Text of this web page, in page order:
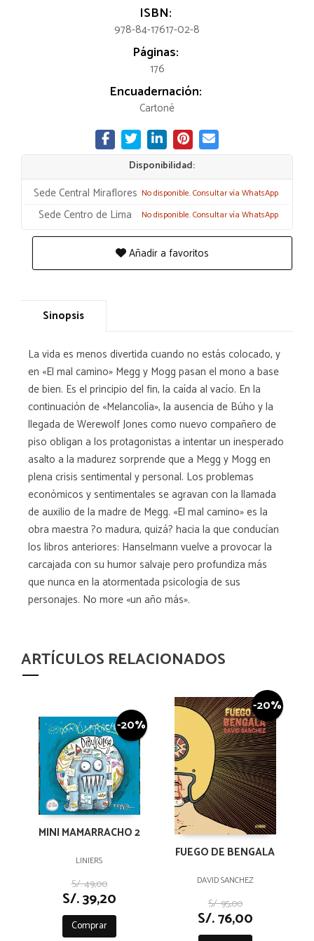
ISBN:
978-84-17617-02-8
Páginas:
176
Encuadernación:
Cartoné
Disponibilidad:
Sede Central Miraflores No disponible. Consultar vía WhatsApp
Sede Centro de Lima No disponible. Consultar vía WhatsApp
Añadir a favoritos
Sinopsis
La vida es menos divertida cuando no estás colocado, y
en «El mal camino» Megg y Mogg pasan el mono a base
de bien. Es el principio del fin, la caída al vacío. En la
continuación de «Melancolía», la ausencia de Búho y la
llegada de Werewolf Jones como nuevo compañero de
piso obligan a los protagonistas a intentar un inesperado
asalto a la madurez sorprende que a Megg y Mogg en
plena crisis sentimental y personal. Los problemas
económicos y sentimentales se agravan con la llamada
de auxilio de la madre de Megg. «El mal camino» es la
obra maestra ?o madura, quizá? hacia la que conducían
los libros anteriores: Hanselmann vuelve a provocar la
carcajada con su humor salvaje pero profundiza más
que nunca en la atormentada psicología de sus
personajes. No more «un año más».
ARTÍCULOS RELACIONADOS
-20%
MINI MAMARRACHO 2
LINIERS
S/. 49,00
S/. 39,20
Comprar
-20%
FUEGO DE BENGALA
DAVID SANCHEZ
S/. 95,00
S/. 76,00